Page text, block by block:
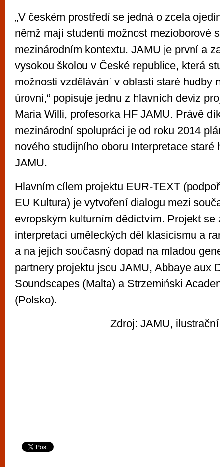
„V českém prostředí se jedná o zcela
němž mají studenti možnost mezioborové
mezinárodním kontextu. JAMU je první a
vysokou školou v České republice, která
možnosti vzdělávání v oblasti staré hudby
úrovni,“ popisuje jednu z hlavních deviz
Maria Willi, profesorka HF JAMU. Právě
mezinárodní spolupráci je od roku 2014
nového studijního oboru Interpretace staré
JAMU.
Hlavním cílem projektu EUR-TEXT
EU Kultura) je vytvoření dialogu mezi
evropským kulturním dědictvím. Projekt se
interpretaci uměleckých děl klasicismu a
a na jejich současný dopad na mladou
partnery projektu jsou JAMU, Abbaye aux
Soundscapes (Malta) a Strzemiński
(Polsko).
Zdroj: JAMU,